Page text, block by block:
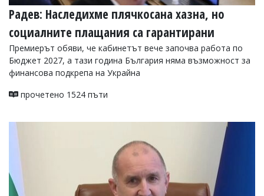
Радев: Наследихме плячкосана хазна, но
социалните плащания са гарантирани
Премиерът обяви, че кабинетът вече започва работа по
Бюджет 2027, а тази година България няма възможност за
финансова подкрепа на Украйна
прочетено 1524 пъти